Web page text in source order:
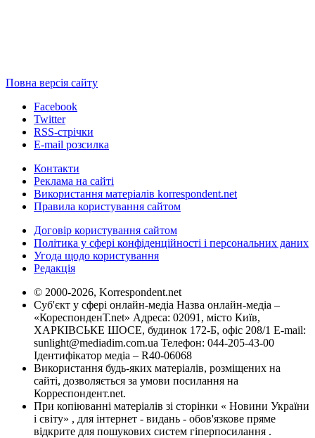
Повна версія сайту
Facebook
Twitter
RSS-стрічки
E-mail розсилка
Контакти
Реклама на сайті
Використання матеріалів korrespondent.net
Правила користування сайтом
Договір користування сайтом
Політика у сфері конфіденційності і персональних даних
Угода щодо користування
Редакція
© 2000-2026, Korrespondent.net
Суб'єкт у сфері онлайн-медіа Назва онлайн-медіа –
«КореспонденТ.net» Адреса: 02091, місто Київ,
ХАРКІВСЬКЕ ШОСЕ, будинок 172-Б, офіс 208/1 E-mail:
sunlight@mediadim.com.ua Телефон: 044-205-43-00
Ідентифікатор медіа – R40-06068
Використання будь-яких матеріалів, розміщених на
сайті, дозволяється за умови посилання на
Корреспондент.net.
При копіюванні матеріалів зі сторінки « Новини України
і світу» , для інтернет - видань - обов'язкове пряме
відкрите для пошукових систем гіперпосилання .